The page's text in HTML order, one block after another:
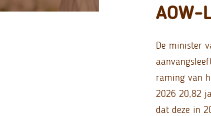
AOW-
De minister
raming van
2026 20,82
dat deze in